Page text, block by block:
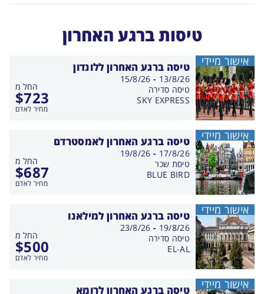
טיסות ברגע האחרון
טיסה ברגע האחרון ללונדון
החל מ
$723
מחיר לאדם
בין
התאריכים,
13/8/26
-
15/8/26
טיסה סדירה
SKY EXPRESS
אישור מיידי
טיסה ברגע האחרון לאמסטרדם
החל מ
$687
מחיר לאדם
בין
התאריכים,
17/8/26
-
19/8/26
טיסת שכר
BLUE BIRD
אישור מיידי
טיסה ברגע האחרון למילאנו
החל מ
$500
מחיר לאדם
בין
התאריכים,
19/8/26
-
23/8/26
טיסה סדירה
EL-AL
אישור מיידי
טיסה ברגע האחרון לרומא אישור מיידי